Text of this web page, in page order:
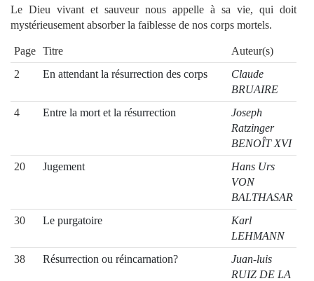
Le Dieu vivant et sauveur nous appelle à sa vie, qui doit
mystérieusement absorber la faiblesse de nos corps mortels.
Page Titre
Auteur(s)
2
En attendant la résurrection des corps
Claude
BRUAIRE
4
Entre la mort et la résurrection
Joseph
Ratzinger
BENOÎT XVI
20
Jugement
Hans Urs
VON
BALTHASAR
30
Le purgatoire
Karl
LEHMANN
38
Résurrection ou réincarnation?
Juan-luis
RUIZ DE LA